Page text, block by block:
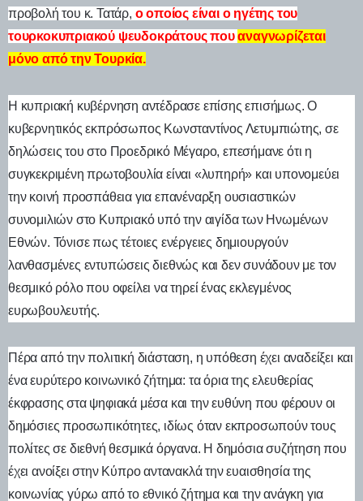
προβολή του κ. Τατάρ, ο οποίος είναι ο ηγέτης του
τουρκοκυπριακού ψευδοκράτους πουαναγνωρίζεται
μόνο από την Τουρκία.
Η κυπριακή κυβέρνηση αντέδρασε επίσης επισήμως. Ο
κυβερνητικός εκπρόσωπος Κωνσταντίνος Λετυμπιώτης, σε
δηλώσεις του στο Προεδρικό Μέγαρο, επεσήμανε ότι η
συγκεκριμένη πρωτοβουλία είναι «λυπηρή» και υπονομεύει
την κοινή προσπάθεια για επανέναρξη ουσιαστικών
συνομιλιών στο Κυπριακό υπό την αιγίδα των Ηνωμένων
Εθνών. Τόνισε πως τέτοιες ενέργειες δημιουργούν
λανθασμένες εντυπώσεις διεθνώς και δεν συνάδουν με τον
θεσμικό ρόλο που οφείλει να τηρεί ένας εκλεγμένος
ευρωβουλευτής.
Πέρα από την πολιτική διάσταση, η υπόθεση έχει αναδείξει και
ένα ευρύτερο κοινωνικό ζήτημα: τα όρια της ελευθερίας
έκφρασης στα ψηφιακά μέσα και την ευθύνη που φέρουν οι
δημόσιες προσωπικότητες, ιδίως όταν εκπροσωπούν τους
πολίτες σε διεθνή θεσμικά όργανα. Η δημόσια συζήτηση που
έχει ανοίξει στην Κύπρο αντανακλά την ευαισθησία της
κοινωνίας γύρω από το εθνικό ζήτημα και την ανάγκη για